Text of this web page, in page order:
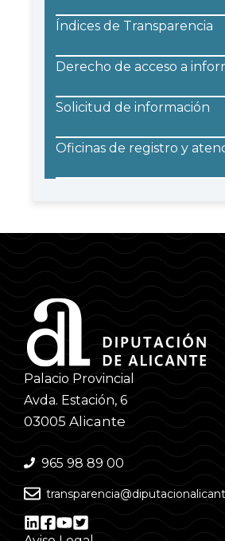
Índices de Transparencia
Derecho de acceso a
Solicitud de información
Oficinas de registro y
Palacio Provincial
Avda. Estación, 6
03005 Alicante
965 98 89 00